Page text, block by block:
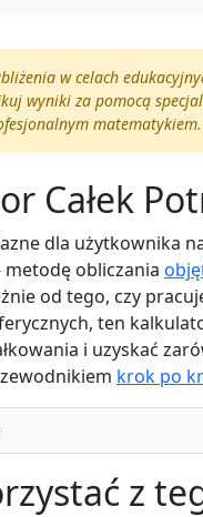
w celach
wyniki za pomocą
matematykiem.
Całek
dla użytkownika
obliczania
od tego, czy
ten
i uzyskać
krok po
z